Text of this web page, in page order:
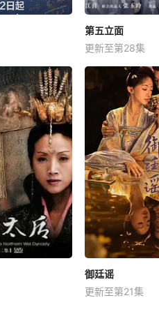
第五立面
更新至第28集
御廷谣
更新至第21集